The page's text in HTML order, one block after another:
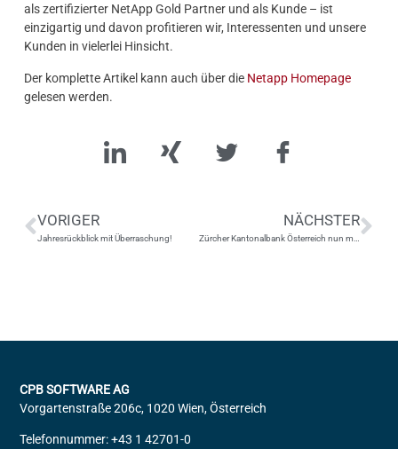
als zertifizierter NetApp Gold Partner und als Kunde – ist
einzigartig und davon profitieren wir, Interessenten und unsere
Kunden in vielerlei Hinsicht.
Der komplette Artikel kann auch über die Netapp Homepage
gelesen werden.
VORIGER
Jahresrückblick mit Überraschung!
NÄCHSTER
Zürcher Kantonalbank Österreich nun mit der CPB-Kernbanklösung live!
CPB SOFTWARE AG
Vorgartenstraße 206c, 1020 Wien, Österreich
Telefonnummer: +43 1 42701-0